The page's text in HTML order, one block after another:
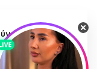
με email στον